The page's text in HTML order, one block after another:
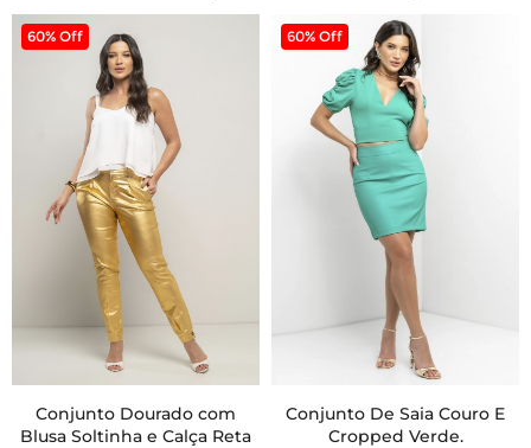
60% Off
Conjunto Dourado com
Blusa Soltinha e Calça Reta
60% Off
Conjunto De Saia Couro E
Cropped Verde.